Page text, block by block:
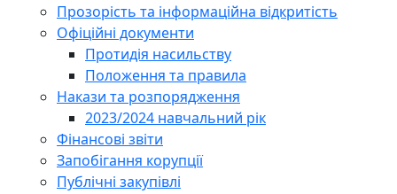
Прозорість та інформаційна відкритість
Офіційні документи
Протидія насильству
Положення та правила
Накази та розпорядження
2023/2024 навчальний рік
Фінансові звіти
Запобігання корупції
Публічні закупівлі